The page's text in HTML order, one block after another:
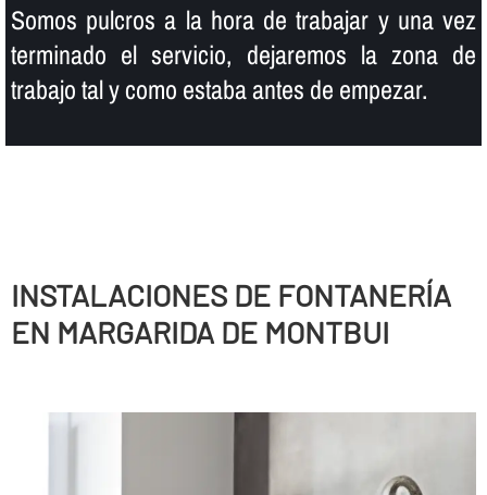
Somos pulcros a la hora de trabajar y una vez
terminado el servicio, dejaremos la zona de
trabajo tal y como estaba antes de empezar.
INSTALACIONES DE FONTANERÍ­A
EN MARGARIDA DE MONTBUI